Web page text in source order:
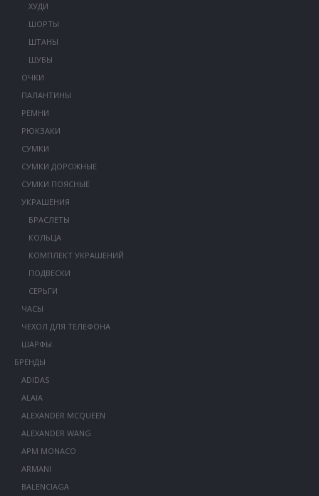
ХУДИ
ШОРТЫ
ШТАНЫ
ШУБЫ
ОЧКИ
ПАЛАНТИНЫ
РЕМНИ
РЮКЗАКИ
СУМКИ
СУМКИ ДОРОЖНЫЕ
СУМКИ ПОЯСНЫЕ
УКРАШЕНИЯ
БРАСЛЕТЫ
КОЛЬЦА
КОМПЛЕКТ УКРАШЕНИЙ
ПОДВЕСКИ
СЕРЬГИ
ЧАСЫ
ЧЕХОЛ ДЛЯ ТЕЛЕФОНА
ШАРФЫ
БРЕНДЫ
ADIDAS
ALAIA
ALEXANDER MCQUEEN
ALEXANDER WANG
APM MONACO
ARMANI
BALENCIAGA